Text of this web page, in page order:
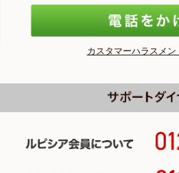
カスタマーハラスメン